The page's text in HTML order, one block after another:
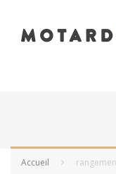
Accueil